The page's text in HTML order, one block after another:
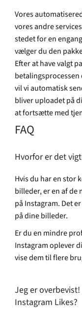
Vores
vores andre
stedet for en
vælger du den
Efter at have valgt
vil vi automatisk
bliver uploadet på
at fortsætte med
FAQ
Hvorfor er det
Hvis du har en stor
billeder, er en af de
på Instagram. Det
på dine billeder.
Er du en mindre
Instagram oplever
vise dem til flere
Jeg er
Instagram Likes?